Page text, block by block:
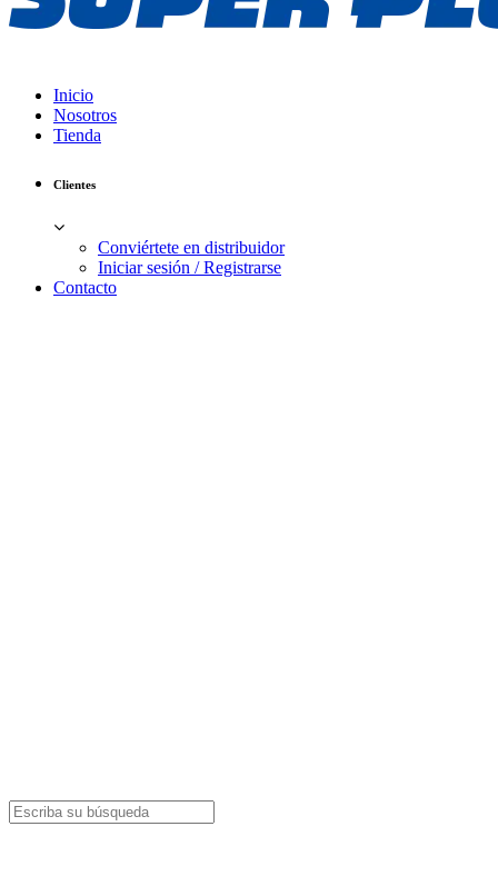
Inicio
Nosotros
Tienda
Clientes
Conviértete en distribuidor
Iniciar sesión / Registrarse
Contacto